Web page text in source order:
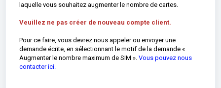
laquelle vous souhaitez augmenter le nombre de cartes.
Veuillez ne pas créer de nouveau compte client.
Pour ce faire, vous devrez nous appeler ou envoyer une
demande écrite, en sélectionnant le motif de la demande «
Augmenter le nombre maximum de SIM ». Vous pouvez nous
contacter ici.